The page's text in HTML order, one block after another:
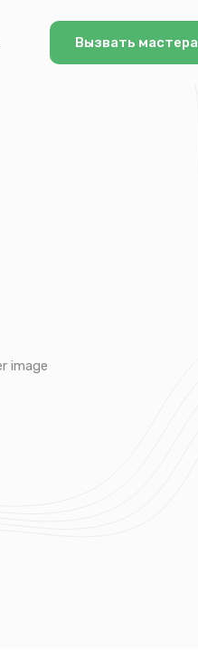
Вызвать мастера